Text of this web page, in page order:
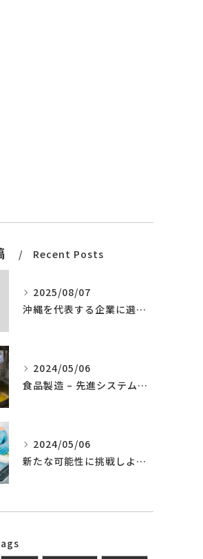
Recent Posts
2025/08/07
沖縄を代表する企業に選ばれました。
2024/05/06
食品製造 – 先進システムの導入
2024/05/06
新たな可能性に挑戦しよう – 食品製造の世界へ